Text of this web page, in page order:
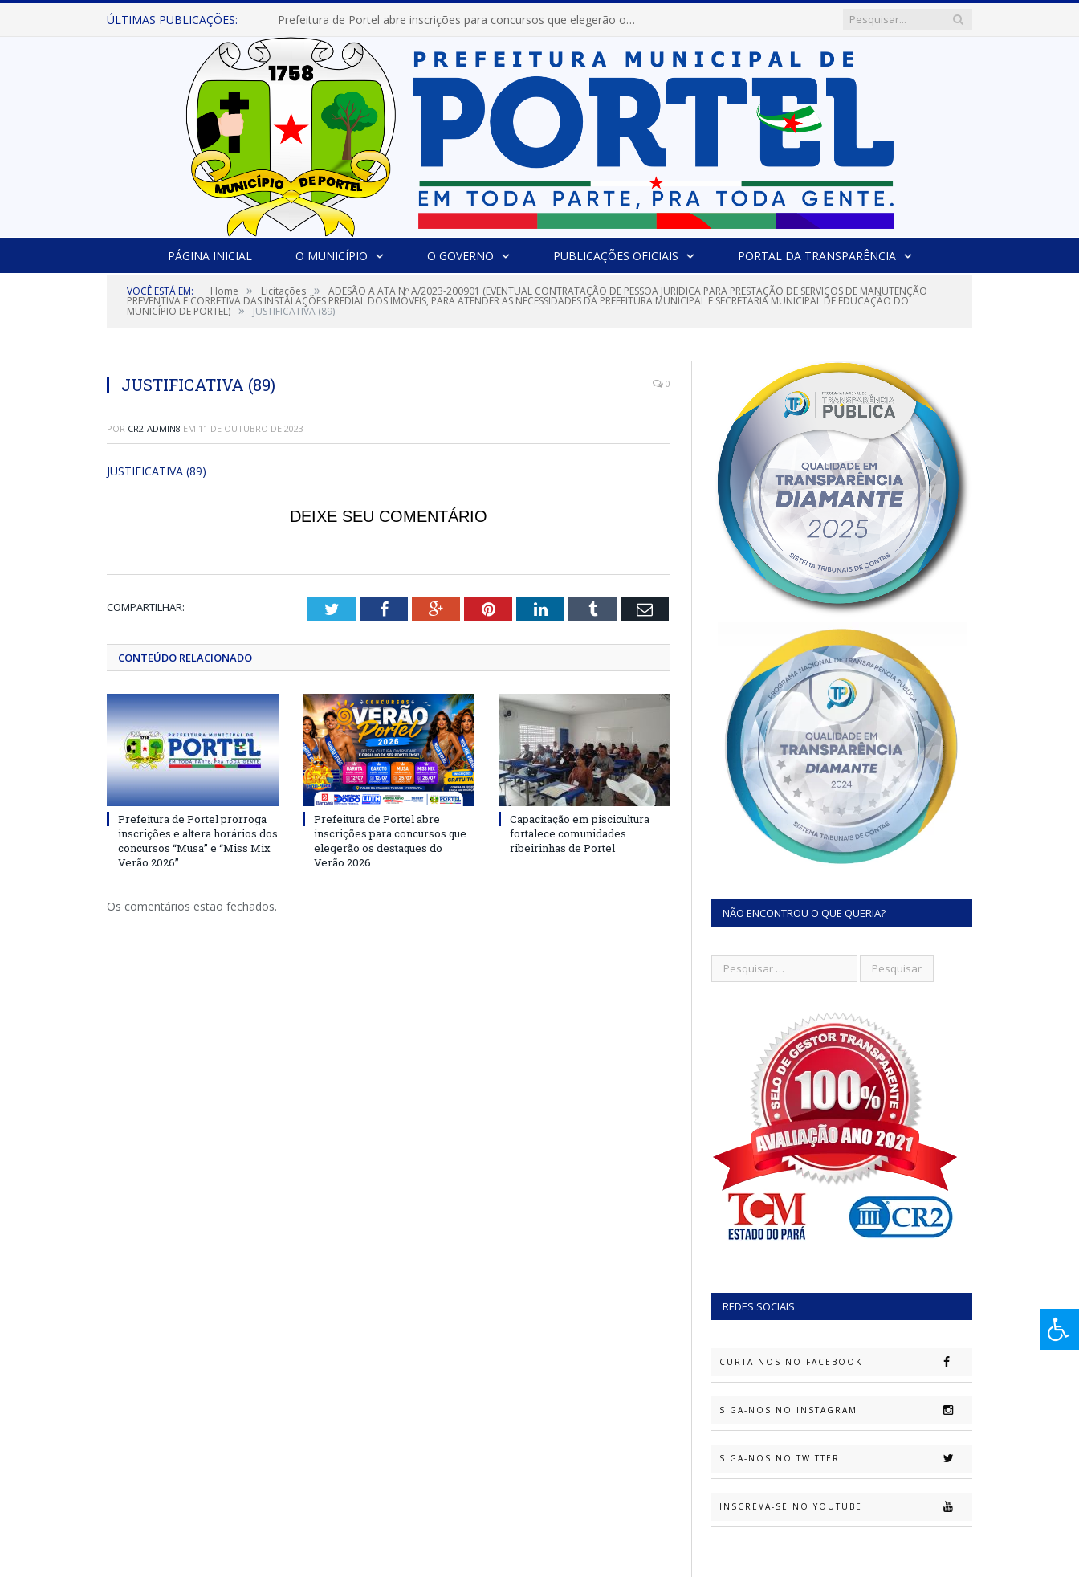
ÚLTIMAS PUBLICAÇÕES: Prefeitura de Portel abre inscrições para concursos que elegerão os destaques do Verão 2026
PÁGINA INICIAL O MUNICÍPIO O GOVERNO PUBLICAÇÕES OFICIAIS PORTAL DA TRANSPARÊNCIA
VOCÊ ESTÁ EM: Home » Licitações » ADESÃO A ATA Nº A/2023-200901 (EVENTUAL CONTRATAÇÃO DE PESSOA JURIDICA PARA PRESTAÇÃO DE SERVIÇOS DE MANUTENÇÃO
PREVENTIVA E CORRETIVA DAS INSTALAÇÕES PREDIAL DOS IMÓVEIS, PARA ATENDER AS NECESSIDADES DA PREFEITURA MUNICIPAL E SECRETARIA MUNICIPAL DE EDUCAÇÃO DO
MUNICÍPIO DE PORTEL) » JUSTIFICATIVA (89)
JUSTIFICATIVA (89) 0
POR CR2-ADMIN8 EM 11 DE OUTUBRO DE 2023
JUSTIFICATIVA (89)
DEIXE SEU COMENTÁRIO
COMPARTILHAR: TwitterFacebookGoogle+PinterestLinkedInTumblr Email
CONTEÚDO RELACIONADO
Prefeitura de Portel prorroga
inscrições e altera horários dos
concursos “Musa” e “Miss Mix
Verão 2026”
Prefeitura de Portel abre
inscrições para concursos que
elegerão os destaques do
Verão 2026
Capacitação em piscicultura
fortalece comunidades
ribeirinhas de Portel
Os comentários estão fechados. NÃO ENCONTROU O QUE QUERIA?
REDES SOCIAIS
CURTA-NOS NO FACEBOOK
SIGA-NOS NO INSTAGRAM
SIGA-NOS NO TWITTER
INSCREVA-SE NO YOUTUBE